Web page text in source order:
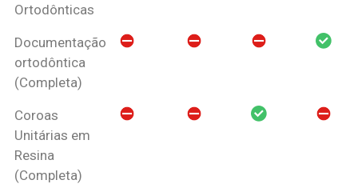
Ortodônticas
Documentação
ortodôntica
(Completa)
Coroas
Unitárias em
Resina
(Completa)